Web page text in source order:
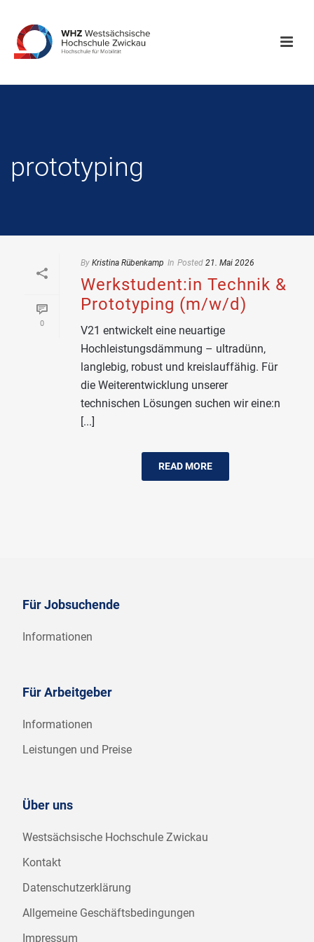
prototyping
0
By Kristina Rübenkamp In Posted 21. Mai 2026
Werkstudent:in Technik &
Prototyping (m/w/d)
V21 entwickelt eine neuartige
Hochleistungsdämmung – ultradünn,
langlebig, robust und kreislauffähig. Für
die Weiterentwicklung unserer
technischen Lösungen suchen wir eine:n
[...]
READ MORE
Für Jobsuchende
Informationen
Für Arbeitgeber
Informationen
Leistungen und Preise
Über uns
Westsächsische Hochschule Zwickau
Kontakt
Datenschutzerklärung
Allgemeine Geschäftsbedingungen
Impressum